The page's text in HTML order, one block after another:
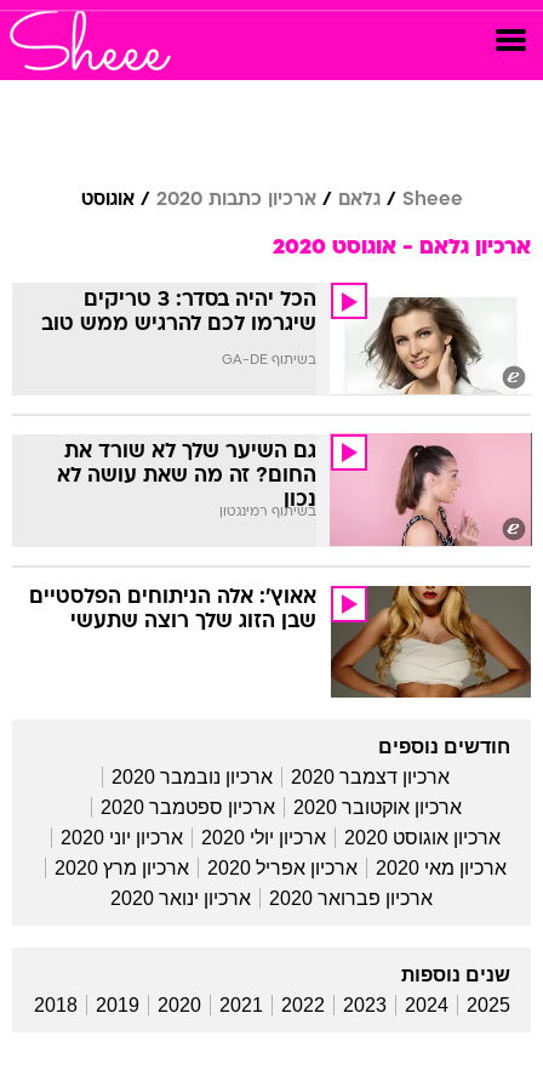
Sheee גלאם ארכיון כתבות 2020 אוגוסט
ארכיון גלאם - אוגוסט 2020
הכל יהיה בסדר: 3 טריקים
שיגרמו לכם להרגיש ממש טוב
בשיתוף GA-DE
גם השיער שלך לא שורד את
החום? זה מה שאת עושה לא
נכון
בשיתוף רמינגטון
אאוץ': אלה הניתוחים הפלסטיים
שבן הזוג שלך רוצה שתעשי
חודשים נוספים
ארכיון דצמבר 2020
ארכיון נובמבר 2020
ארכיון אוקטובר 2020
ארכיון ספטמבר 2020
ארכיון אוגוסט 2020
ארכיון יולי 2020
ארכיון יוני 2020
ארכיון מאי 2020
ארכיון אפריל 2020
ארכיון מרץ 2020
ארכיון פברואר 2020
ארכיון ינואר 2020
שנים נוספות
2025
2024
2023
2022
2021
2020
2019
2018